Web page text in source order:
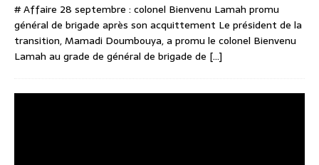
# Affaire 28 septembre : colonel Bienvenu Lamah promu
général de brigade après son acquittement Le président de la
transition, Mamadi Doumbouya, a promu le colonel Bienvenu
Lamah au grade de général de brigade de [...]